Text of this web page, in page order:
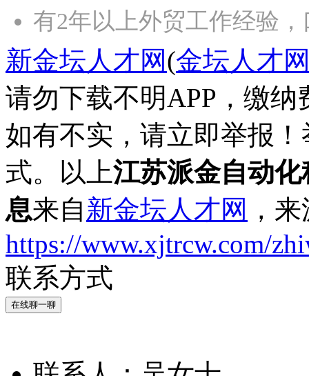
有2年以上外贸工作经验
新金坛人才网(金坛人才
请勿下载不明APP，缴
如有不实，请立即举报
式。以上江苏派金自动
息来自新金坛人才网 ，
https://www.xjtrcw.com/
联系方式
在线聊一聊